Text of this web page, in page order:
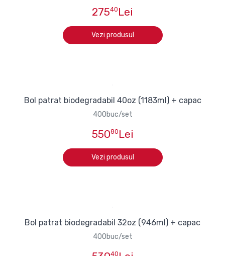
27540 Lei
Vezi produsul
Bol patrat biodegradabil 40oz (1183ml) + capac
400buc/set
55080 Lei
Vezi produsul
Bol patrat biodegradabil 32oz (946ml) + capac
400buc/set
40